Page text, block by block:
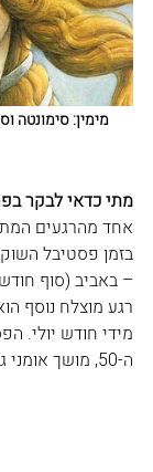
מימין: סימונטה
מתי כדאי לבקר
אחד מהרגעים
בזמן פסטיבל
– באביב (סוף
רגע מוצלח נוסף
ה-50, מושך אומני ג'ז ידועים מרחבי העולם